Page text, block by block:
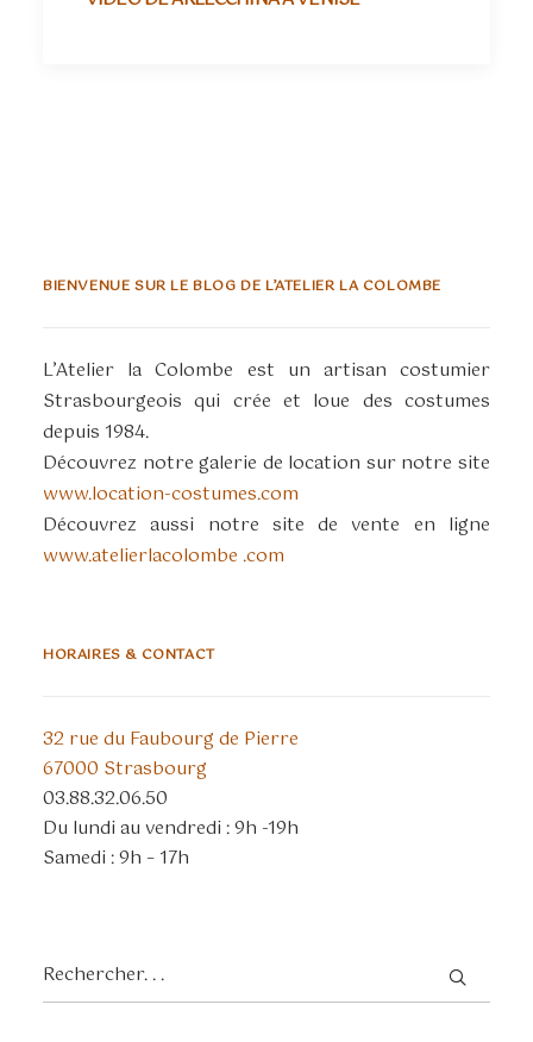
BIENVENUE SUR LE BLOG DE L’ATELIER LA COLOMBE
L’Atelier la Colombe est un artisan costumier
Strasbourgeois qui crée et loue des costumes
depuis 1984.
Découvrez notre galerie de location sur notre site
www.location-costumes.com
Découvrez aussi notre site de vente en ligne
www.atelierlacolombe .com
HORAIRES & CONTACT
32 rue du Faubourg de Pierre
67000 Strasbourg
03.88.32.06.50
Du lundi au vendredi : 9h -19h
Samedi : 9h – 17h